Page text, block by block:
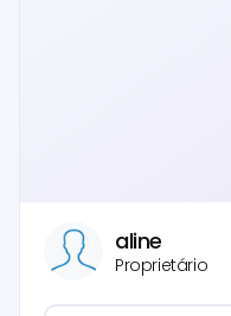
aline
Proprietário